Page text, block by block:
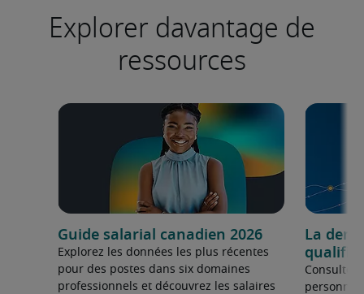
Explorer davantage de
ressources
Guide salarial canadien 2026
Explorez les données les plus récentes
pour des postes dans six domaines
professionnels et découvrez les salaires
La
qualifié
Consultez
personnel